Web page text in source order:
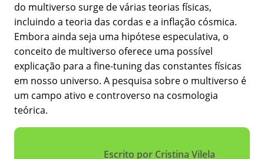
do multiverso surge de várias teorias físicas,
incluindo a teoria das cordas e a inflação cósmica.
Embora ainda seja uma hipótese especulativa, o
conceito de multiverso oferece uma possível
explicação para a fine-tuning das constantes físicas
em nosso universo. A pesquisa sobre o multiverso é
um campo ativo e controverso na cosmologia
teórica.
Escrito por Cristina Vilela